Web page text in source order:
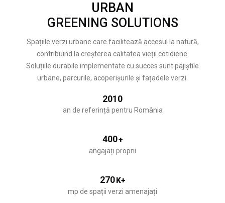
URBAN
GREENING SOLUTIONS
Spațiile verzi urbane care facilitează accesul la natură,
contribuind la creșterea calitatea vieții cotidiene.
Soluțiile durabile implementate cu succes sunt pajiștile
urbane, parcurile, acoperișurile și fațadele verzi.
2010
an de referință pentru România
400+
angajați proprii
270K+
mp de spații verzi amenajați